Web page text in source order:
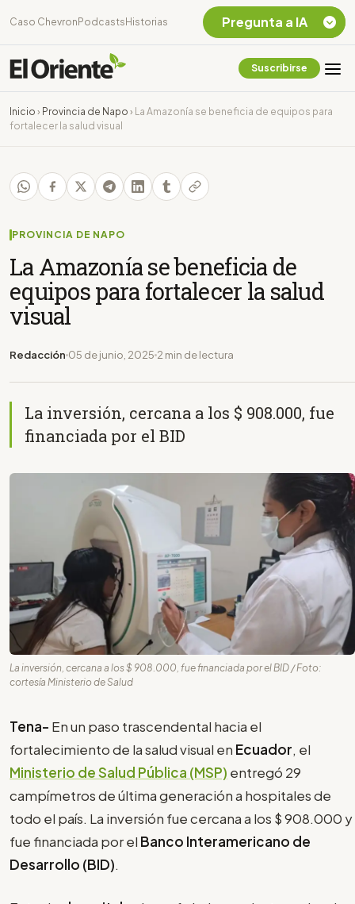
Caso Chevron Podcasts Historias
Suscribirse
Inicio › Provincia de Napo ›
La Amazonía se beneficia de equipos para
fortalecer la salud visual
PROVINCIA DE NAPO
La Amazonía se beneficia de
equipos para fortalecer la salud
visual
Redacción 05 de junio, 2025 2 min de lectura
La inversión, cercana a los $ 908.000, fue
financiada por el BID
La inversión, cercana a los $ 908.000, fue financiada por el BID / Foto:
cortesía Ministerio de Salud
Tena- En un paso trascendental hacia el
fortalecimiento de la salud visual en Ecuador, el
Ministerio de Salud Pública (MSP) entregó 29
campímetros de última generación a hospitales de
todo el país. La inversión fue cercana a los $ 908.000 y
fue financiada por el Banco Interamericano de
Desarrollo (BID).
Pregunta a IA
Chevron Ecuador